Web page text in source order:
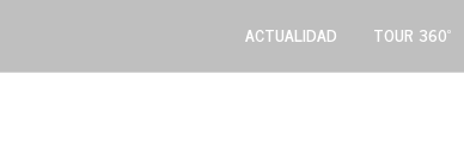
ACTUALIDAD TOUR 360º